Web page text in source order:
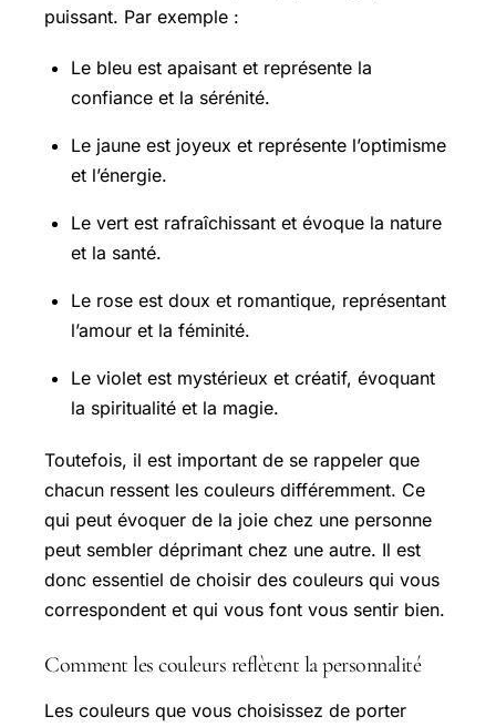
puissant. Par exemple :
Le bleu est apaisant et représente la
confiance et la sérénité.
Le jaune est joyeux et représente l’optimisme
et l’énergie.
Le vert est rafraîchissant et évoque la nature
et la santé.
Le rose est doux et romantique, représentant
l’amour et la féminité.
Le violet est mystérieux et créatif, évoquant
la spiritualité et la magie.
Toutefois, il est important de se rappeler que
chacun ressent les couleurs différemment. Ce
qui peut évoquer de la joie chez une personne
peut sembler déprimant chez une autre. Il est
donc essentiel de choisir des couleurs qui vous
correspondent et qui vous font vous sentir bien.
Comment les couleurs reflètent la personnalité
Les couleurs que vous choisissez de porter